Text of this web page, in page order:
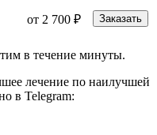
от 2 700 ₽ Заказать
в течение минуты.
лечение по наилучшей
в Telegram: